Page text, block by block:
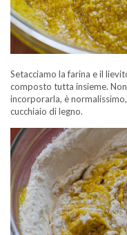
Setacciamo la farina e il
composto tutta insieme.
incorporarla, è
cucchiaio di legno.